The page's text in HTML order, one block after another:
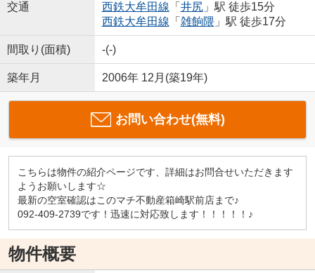
交通
西鉄大牟田線 「 井尻」駅 徒歩15分
西鉄大牟田線 「 雑餉隈」駅 徒歩17分
間取り(面積) -(-)
築年月 2006年 12月(築19年)
お問い合わせ(無料)
こちらは物件の紹介ページです、詳細はお問合せいただきます
ようお願いします☆
最新の空室確認はこのマチ不動産箱崎駅前店まで♪
092-409-2739です！迅速に対応致します！！！！！♪
物件概要